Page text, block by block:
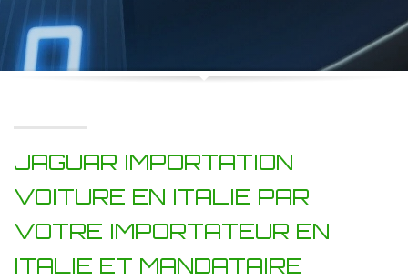
JAGUAR IMPORTATION
VOITURE EN ITALIE PAR
VOTRE IMPORTATEUR EN
ITALIE ET MANDATAIRE